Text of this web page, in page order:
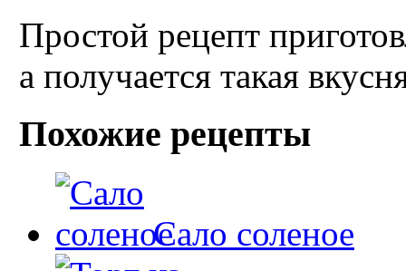
Простой рецепт
а получается такая
Похожие рецепты
Сало соленое